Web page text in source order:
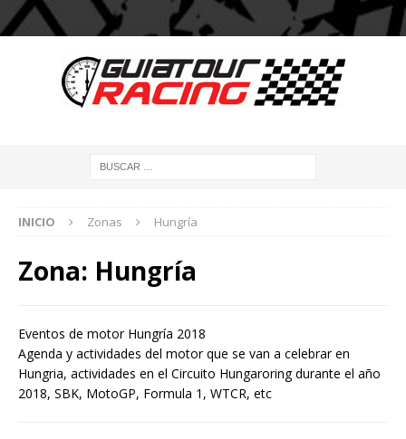
INICIO Zonas Hungría
Zona: Hungría
Eventos de motor Hungría 2018
Agenda y actividades del motor que se van a celebrar en
Hungria, actividades en el Circuito Hungaroring durante el año
2018, SBK, MotoGP, Formula 1, WTCR, etc